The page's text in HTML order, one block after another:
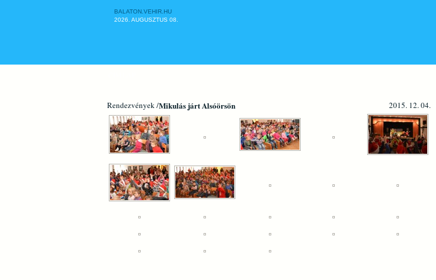
BALATON.VEHIR.HU
2026. AUGUSZTUS 08.
Rendezvények /Mikulás járt Alsóörsön 2015. 12. 04.